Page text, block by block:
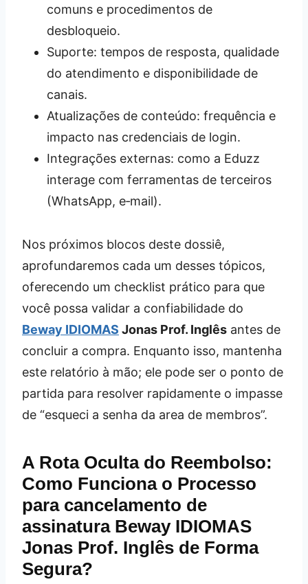
comuns e procedimentos de
desbloqueio.
Suporte: tempos de resposta, qualidade
do atendimento e disponibilidade de
canais.
Atualizações de conteúdo: frequência e
impacto nas credenciais de login.
Integrações externas: como a Eduzz
interage com ferramentas de terceiros
(WhatsApp, e‑mail).
Nos próximos blocos deste dossiê,
aprofundaremos cada um desses tópicos,
oferecendo um checklist prático para que
você possa validar a confiabilidade do
Beway IDIOMAS Jonas Prof. Inglês antes de
concluir a compra. Enquanto isso, mantenha
este relatório à mão; ele pode ser o ponto de
partida para resolver rapidamente o impasse
de “esqueci a senha da area de membros”.
A Rota Oculta do Reembolso:
Como Funciona o Processo
para cancelamento de
assinatura Beway IDIOMAS
Jonas Prof. Inglês de Forma
Segura?